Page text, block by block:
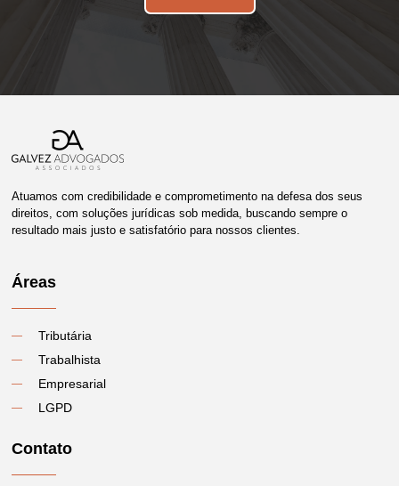
Atuamos com credibilidade e comprometimento na defesa dos seus
direitos, com soluções jurídicas sob medida, buscando sempre o
resultado mais justo e satisfatório para nossos clientes.
Áreas
Tributária
Trabalhista
Empresarial
LGPD
Contato